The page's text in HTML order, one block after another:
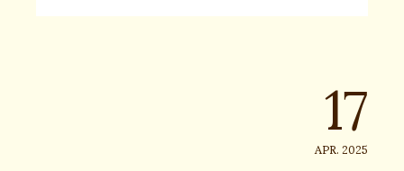
17
APR. 2025